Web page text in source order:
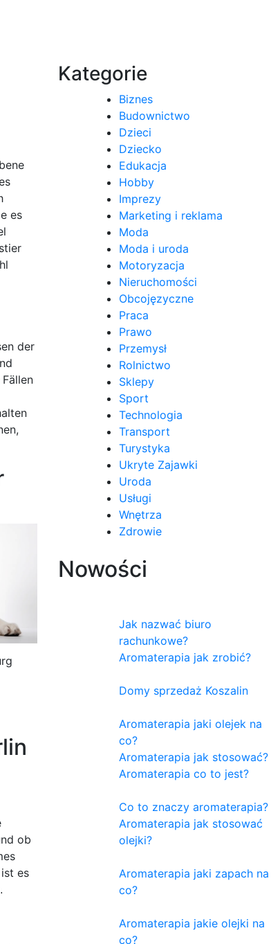
es
der
ob
es
Kategorie
Biznes
Budownictwo
Dzieci
Dziecko
Edukacja
Hobby
Imprezy
Marketing i reklama
Moda
Moda i uroda
Motoryzacja
Nieruchomości
Obcojęzyczne
Praca
Prawo
Przemysł
Rolnictwo
Sklepy
Sport
Technologia
Transport
Turystyka
Ukryte Zajawki
Uroda
Usługi
Wnętrza
Zdrowie
Nowości
Jak nazwać biuro
rachunkowe?
Aromaterapia jak zrobić?
Domy sprzedaż Koszalin
Aromaterapia jaki olejek na
co?
Aromaterapia jak stosować?
Aromaterapia co to jest?
Co to znaczy aromaterapia?
Aromaterapia jak stosować
olejki?
Aromaterapia jaki zapach na
co?
Aromaterapia jakie olejki na
co?